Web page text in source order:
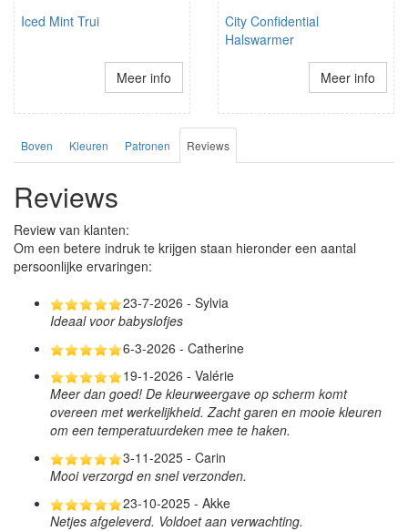
Iced Mint Trui
Meer info
City Confidential
Halswarmer
Meer info
Boven Kleuren Patronen Reviews
Reviews
Review van klanten:
Om een betere indruk te krijgen staan hieronder een aantal
persoonlijke ervaringen:
23-7-2026 - Sylvia
Ideaal voor babyslofjes
6-3-2026 - Catherine
19-1-2026 - Valérie
Meer dan goed! De kleurweergave op scherm komt
overeen met werkelijkheid. Zacht garen en mooie kleuren
om een temperatuurdeken mee te haken.
3-11-2025 - Carin
Mooi verzorgd en snel verzonden.
23-10-2025 - Akke
Netjes afgeleverd. Voldoet aan verwachting.